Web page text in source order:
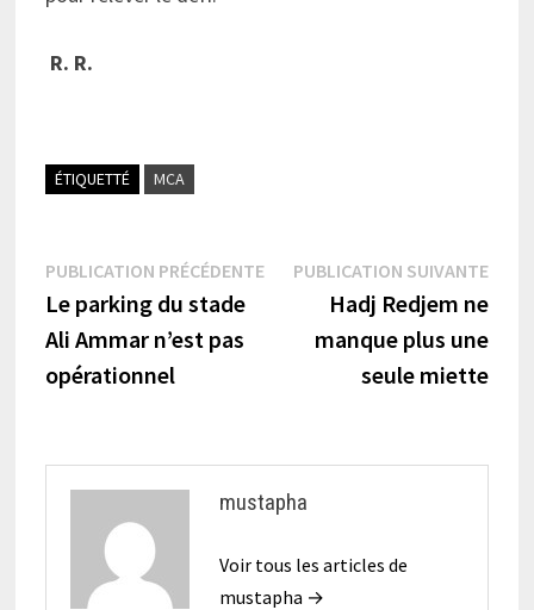
R. R.
ÉTIQUETTÉ MCA
Navigation
de
l’article
PUBLICATION PRÉCÉDENTEPublication
précédente :
Le parking du stade
Ali Ammar n’est pas
opérationnel
PUBLICATION SUIVANTE
Hadj Redjem ne
manque plus une
seule miette
mustapha
Voir tous les articles de
mustapha →